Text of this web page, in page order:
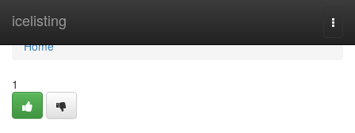
icelisting
Home
Home
1